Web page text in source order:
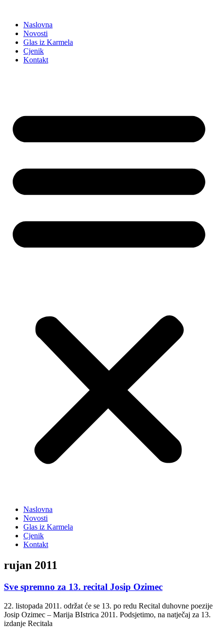
sadržajNaslovna
Novosti
Glas iz Karmela
Cjenik
Kontakt
Naslovna
Novosti
Glas iz Karmela
Cjenik
Kontakt
rujan 2011
Sve spremno za 13. recital Josip Ozimec
22. listopada 2011. održat će se 13. po redu Recital duhovne poezije
Josip Ozimec – Marija BIstrica 2011. Podsjetimo, na natječaj za 13.
izdanje Recitala